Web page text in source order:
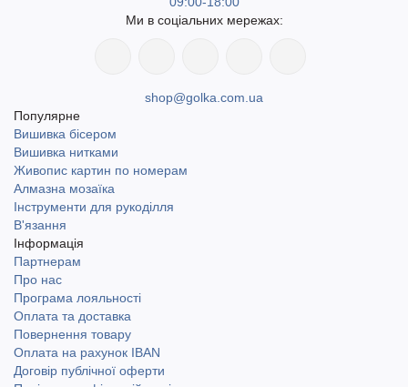
Ми в соціальних мережах:
shop@golka.com.ua
Популярне
Вишивка бісером
Вишивка нитками
Живопис картин по номерам
Алмазна мозаїка
Інструменти для рукоділля
В'язання
Інформація
Партнерам
Про нас
Програма лояльності
Оплата та доставка
Повернення товару
Оплата на рахунок IBAN
Договір публічної оферти